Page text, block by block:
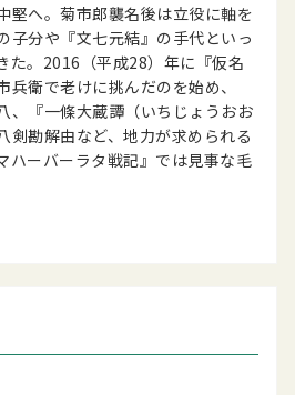
堅へ。菊市郎襲名後は立役に軸を
子分や『文七元結』の手代といっ
た。2016（平成28）年に『仮名
衛で老けに挑んだのを始め、
、『一條大蔵譚（いちじょうおお
剣勘解由など、地力が求められる
ハーバーラタ戦記』では見事な毛